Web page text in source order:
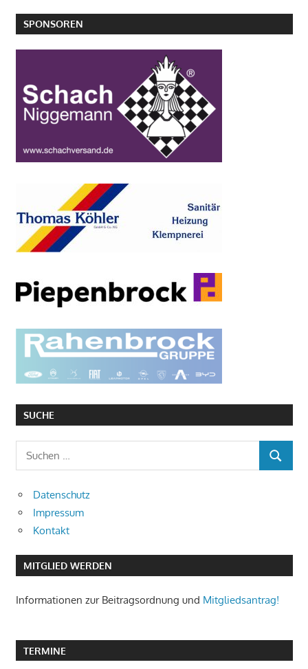
SPONSOREN
SUCHE
Suchen
nach:
SUCHEN
Datenschutz
Impressum
Kontakt
MITGLIED WERDEN
Informationen zur Beitragsordnung und Mitgliedsantrag!
TERMINE